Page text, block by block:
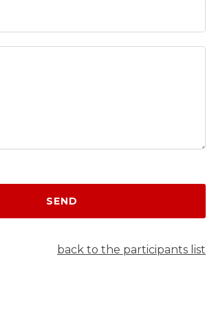
SEND
back to the participants list